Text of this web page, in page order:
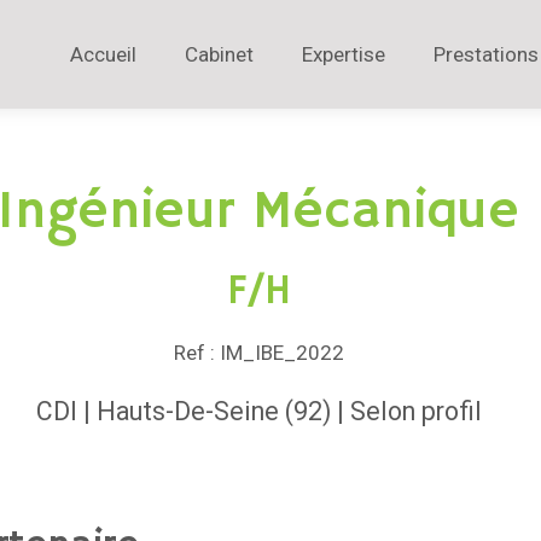
Accueil Cabinet Expertise
Ingénieur Mécanique
F/H
Ref : IM_IBE_2022
CDI | Hauts-De-Seine (92) | Selon profil